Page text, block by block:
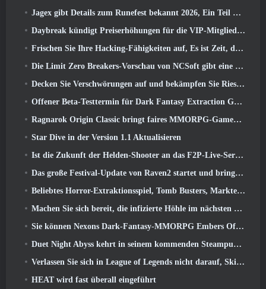
Jagex gibt Details zum Runefest bekannt 2026, Ein Teil der Feierlichkeiten zum 25-jährigen Jubiläum von RuneScape IP
Daybreak kündigt Preiserhöhungen für die VIP-Mitgliedschaft von „Herr der Ringe Online“ an
Frischen Sie Ihre Hacking-Fähigkeiten auf, Es ist Zeit, die Nachtstadt in stürmischen Wellen zu erkunden
Die Limit Zero Breakers-Vorschau von NCSoft gibt eine Vorstellung davon, was Sie vom bevorstehenden Prologue-Test erwarten können
Decken Sie Verschwörungen auf und bekämpfen Sie Riesenkatzen in Ihrer Freizeit im neuesten Update von Where Winds Meet
Offener Beta-Testtermin für Dark Fantasy Extraction Game bekannt gegeben, Nebelfall-Jäger
Ragnarok Origin Classic bringt faires MMORPG-Gameplay zurück und CBT erscheint im Juni 4
Star Dive in der Version 1.1 Aktualisieren
Ist die Zukunft der Helden-Shooter an das F2P-Live-Service-Modell gebunden??
Das große Festival-Update von Raven2 startet und bringt die neue Warlord-Klasse mit sich
Beliebtes Horror-Extraktionsspiel, Tomb Busters, Markteinführung im Westen
Machen Sie sich bereit, die infizierte Höhle im nächsten Update von Eterspire zu erkunden
Sie können Nexons Dark-Fantasy-MMORPG Embers Of The Uncrowned während des Steam Next Fest ausprobieren
Duet Night Abyss kehrt in seinem kommenden Steampunk-Update in den Frost von Icelake zurück
Verlassen Sie sich in League of Legends nicht darauf, Skins von Drittanbietern zu erhalten
HEAT wird fast überall eingeführt